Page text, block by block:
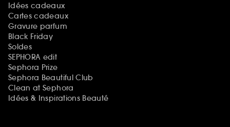
Idées cadeaux
Cartes cadeaux
Gravure parfum
Black Friday
Soldes
SEPHORA edit
Sephora Prize
Sephora Beautiful Club
Clean at Sephora
Idées & Inspirations Beauté